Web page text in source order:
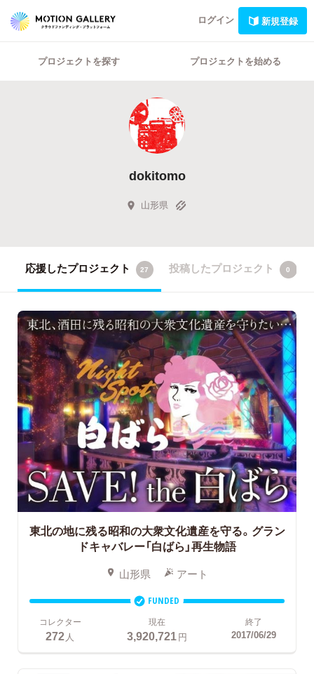
ログイン 新規登録
プロジェクトを探す プロジェクトを始める
dokitomo
山形県
応援したプロジェクト 27 投稿したプロジェクト 0
東北の地に残る昭和の大衆文化遺産を守る。グラン
ドキャバレー「白ばら」再生物語
山形県 アート
FUNDED
コレクター
272 人
現在
3,920,721円
終了
2017/06/29